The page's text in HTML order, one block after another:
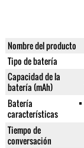
Nombre del producto
Tipo de batería
Capacidad de la
batería (mAh)
Batería
características
Tiempo de
conversación